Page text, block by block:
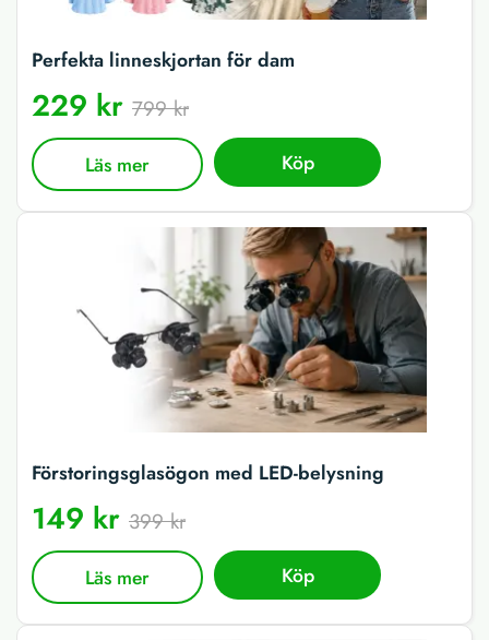
Perfekta linneskjortan för dam
229 kr 799 kr
Läs mer Köp
Förstoringsglasögon med LED-belysning
149 kr 399 kr
Läs mer Köp